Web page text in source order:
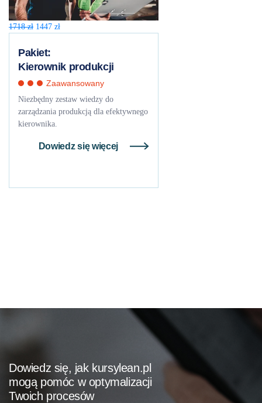
1718zł Pierwotna
wynosiła:
1718 zł.
1447 złAktualna
1447 zł.
Pakiet:
Kierownik produkcji
Zaawansowany
Niezbędny zestaw wiedzy do
zarządzania produkcją dla efektywnego
kierownika.
Dowiedz się więcej
Dowiedz się, jak kursylean.pl
mogą pomóc w optymalizacji
Twoich procesów